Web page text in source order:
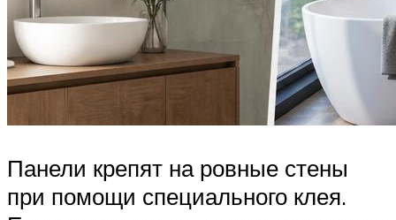
Панели крепят на ровные стены
при помощи специального клея.